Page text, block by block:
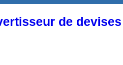
de devises